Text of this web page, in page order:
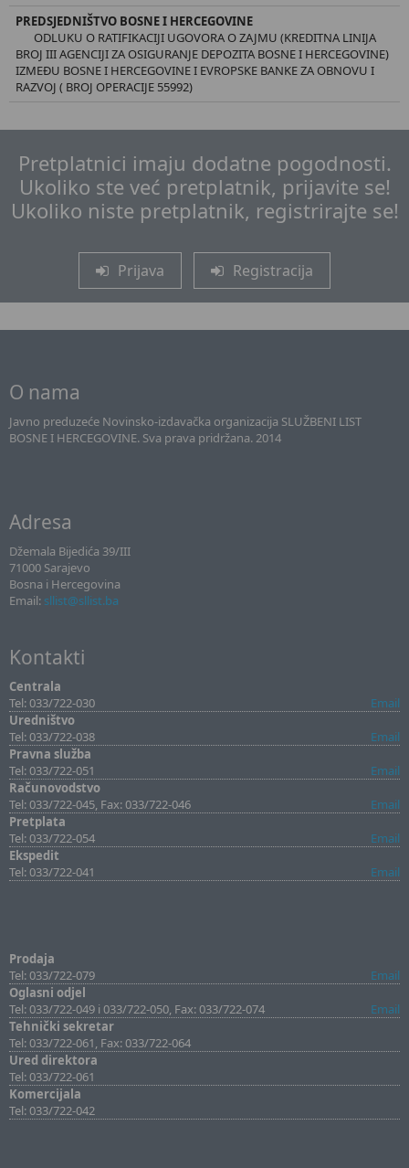
PREDSJEDNIŠTVO BOSNE I HERCEGOVINE
ODLUKU O RATIFIKACIJI UGOVORA O ZAJMU (KREDITNA LINIJA
BROJ III AGENCIJI ZA OSIGURANJE DEPOZITA BOSNE I HERCEGOVINE)
IZMEĐU BOSNE I HERCEGOVINE I EVROPSKE BANKE ZA OBNOVU I
RAZVOJ ( BROJ OPERACIJE 55992)
Pretplatnici imaju dodatne pogodnosti.
Ukoliko ste već pretplatnik, prijavite se!
Ukoliko niste pretplatnik, registrirajte se!
Prijava Registracija
O nama
Javno preduzeće Novinsko-izdavačka organizacija SLUŽBENI LIST
BOSNE I HERCEGOVINE. Sva prava pridržana. 2014
Adresa
Džemala Bijedića 39/III
71000 Sarajevo
Bosna i Hercegovina
Email: sllist@sllist.ba
Kontakti
Centrala
Tel: 033/722-030
Email
Uredništvo
Tel: 033/722-038
Email
Pravna služba
Tel: 033/722-051
Email
Računovodstvo
Tel: 033/722-045, Fax: 033/722-046
Email
Pretplata
Tel: 033/722-054
Email
Ekspedit
Tel: 033/722-041
Email
Prodaja
Tel: 033/722-079
Email
Oglasni odjel
Tel: 033/722-049 i 033/722-050, Fax: 033/722-074
Email
Tehnički sekretar
Tel: 033/722-061, Fax: 033/722-064
Ured direktora
Tel: 033/722-061
Komercijala
Tel: 033/722-042